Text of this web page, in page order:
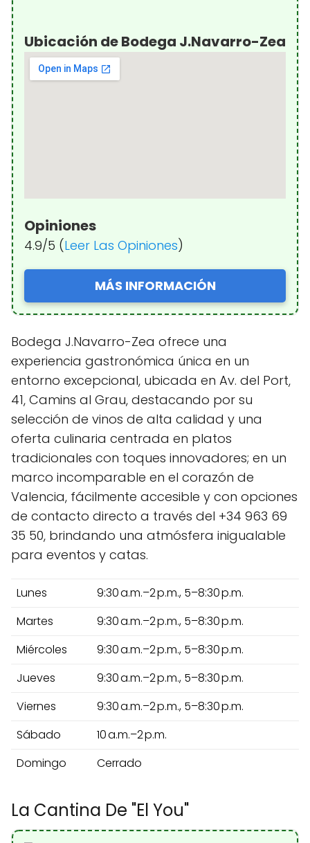
Ubicación de Bodega J.Navarro-Zea
Opiniones
4.9/5 (Leer Las Opiniones)
MÁS INFORMACIÓN
Bodega J.Navarro-Zea ofrece una
experiencia gastronómica única en un
entorno excepcional, ubicada en Av. del Port,
41, Camins al Grau, destacando por su
selección de vinos de alta calidad y una
oferta culinaria centrada en platos
tradicionales con toques innovadores; en un
marco incomparable en el corazón de
Valencia, fácilmente accesible y con opciones
de contacto directo a través del +34 963 69
35 50, brindando una atmósfera inigualable
para eventos y catas.
Lunes
9:30 a.m.–2 p.m., 5–8:30 p.m.
Martes
9:30 a.m.–2 p.m., 5–8:30 p.m.
Miércoles
9:30 a.m.–2 p.m., 5–8:30 p.m.
Jueves
9:30 a.m.–2 p.m., 5–8:30 p.m.
Viernes
9:30 a.m.–2 p.m., 5–8:30 p.m.
Sábado
10 a.m.–2 p.m.
Domingo
Cerrado
La Cantina De "El You"